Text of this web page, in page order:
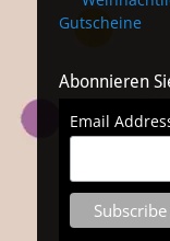
Gutscheine
Abonnieren
Email